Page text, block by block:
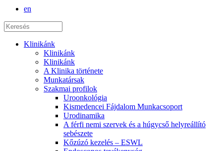
en
Klinikánk
Klinikánk
Klinikánk
A Klinika története
Munkatársak
Szakmai profilok
Uroonkológia
Kismedencei Fájdalom Munkacsoport
Urodinamika
A férfi nemi szervek és a húgycső helyreállító
sebészete
Kőzúzó kezelés – ESWL